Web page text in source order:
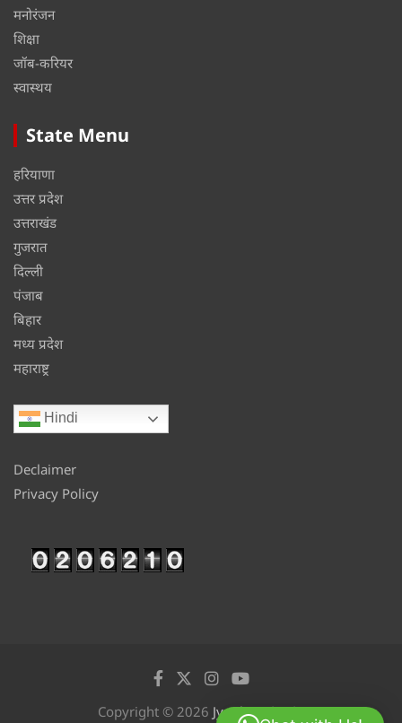
मनोरंजन
शिक्षा
जॉब-करियर
स्वास्थय
State Menu
हरियाणा
उत्तर प्रदेश
उत्तराखंड
गुजरात
दिल्ली
पंजाब
बिहार
मध्य प्रदेश
महाराष्ट्र
Hindi
Declaimer
Privacy Policy
Copyright © 2026 Jyotikan